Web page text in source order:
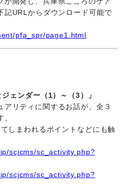
記URLからダウンロード可能で
pfa_spr/page1.html
ェンダー（1）～（3）」
アリティに関するお話が、全３
しまわれるポイントなどにも触
scjcms/sc_activity.php?
scjcms/sc_activity.php?